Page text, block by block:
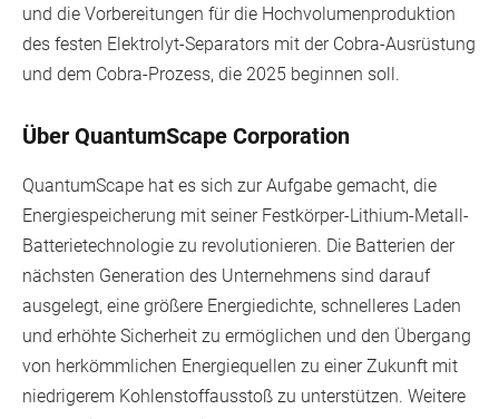
und die Vorbereitungen für die Hochvolumenproduktion
des festen Elektrolyt-Separators mit der Cobra-Ausrüstung
und dem Cobra-Prozess, die 2025 beginnen soll.
Über QuantumScape Corporation
QuantumScape hat es sich zur Aufgabe gemacht, die
Energiespeicherung mit seiner Festkörper-Lithium-Metall-
Batterietechnologie zu revolutionieren. Die Batterien der
nächsten Generation des Unternehmens sind darauf
ausgelegt, eine größere Energiedichte, schnelleres Laden
und erhöhte Sicherheit zu ermöglichen und den Übergang
von herkömmlichen Energiequellen zu einer Zukunft mit
niedrigerem Kohlenstoffausstoß zu unterstützen. Weitere